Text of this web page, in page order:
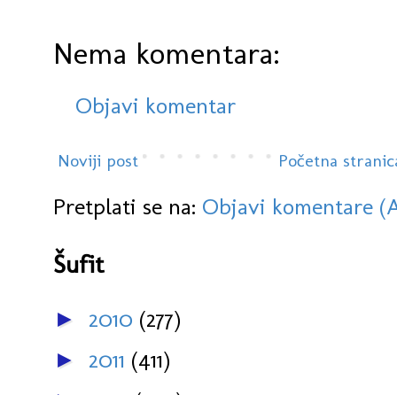
Nema komentara:
Objavi komentar
Noviji post Početna
Pretplati se na: Objavi komentare
Šufit
► 2010 (277)
► 2011 (411)